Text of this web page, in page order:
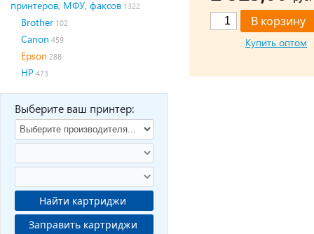
принтеров, МФУ, факсов 1322
Brother 102
Canon 459
Epson 288
HP 473
Выберите ваш принтер:
Найти картриджи
Заправить картриджи
Купить оптом